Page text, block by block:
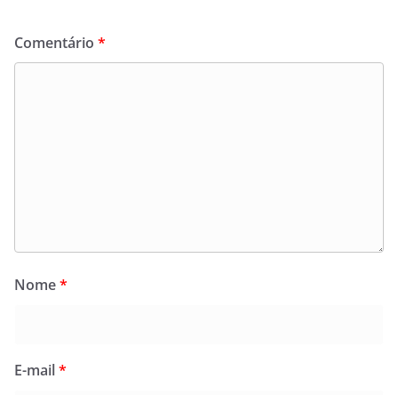
Comentário *
Nome*
E-mail*